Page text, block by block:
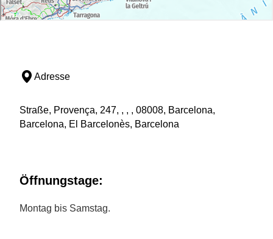
Adresse
Straße, Provença, 247, , , , 08008, Barcelona,
Barcelona, El Barcelonès, Barcelona
Öffnungstage:
Montag bis Samstag.